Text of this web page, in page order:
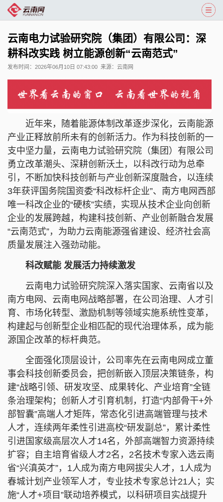
云南电力试验研究院（集团）有限公司：深
耕科改实践 树立能源创新“云南范式”
发布时间： 2026年06月10日 07:43:00 来源： 云南网
近年来，随着能源体制改革逐步深化，云南能源
产业正释放前所未有的创新活力。作为科技创新的一
支中坚力量，云南电力试验研究院（集团）有限公司
勇立改革潮头、深耕创新沃土，以科改行动为总牵
引，不断加快科技创新与产业创新深度融合，以连续
3年获评国务院国资委“科改标杆企业”、南方电网西部
唯一科改企业的“硬核”实绩，实现从技术企业向创新
企业的发展跨越，构建科技创新、产业创新融合发展
“云南范式”，为助力云南能源强省建设、经济社会高
质量发展注入强劲动能。
科改赋能 发展活力持续激发
云南电力试验研究院深入落实国家、云南省以及
南方电网、云南电网战略部署，在公司治理、人才引
育、市场化转型、激励机制等领域实施系统性变革，
构建起与创新型企业相匹配的现代治理体系，成为能
源国企改革的标杆典范。
全面强化顶层设计，公司率先在云南电网成立董
事会科技创新委员会，把创新嵌入顶层决策链条，构
建“战略引领、研发攻坚、成果转化、产业培育”全链
条治理架构；创新人才引育机制，打造“内部骨干+外
部智囊”高端人才矩阵，常态化引进高端管理与技术
人才，连续两年柔性引进高校“研发副总”，累计柔性
引进国家级高层次人才14名，外部高端智力资源持续
扩容；自主培育省级人才2名，2名技术专家入选云南
省“兴滇英才”，1人成为南方电网拔尖人才，1人成为
春城计划产业领军人才，专业技术专家总计21人；实
施“人才+项目”联动培养模式，以科研项目实战提升